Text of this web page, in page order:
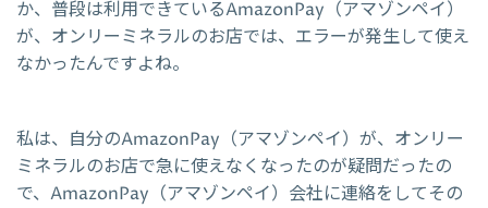
か、普段は利用できているAmazonPay（アマゾンペイ）
が、オンリーミネラルのお店では、エラーが発生して使え
なかったんですよね。
私は、自分のAmazonPay（アマゾンペイ）が、オンリー
ミネラルのお店で急に使えなくなったのが疑問だったの
で、AmazonPay（アマゾンペイ）会社に連絡をしてその